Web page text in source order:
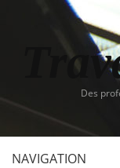
Des
NAVIGATION